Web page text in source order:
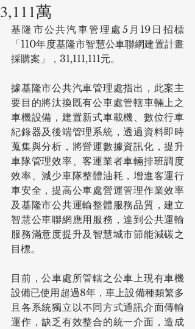
3,111萬
基隆市公共汽車管理處5月19日招標
「110年度基隆市智慧公車聯網建置計畫
採購案」，31,111,111元。
據基隆市公共汽車管理處指出，此案主
要目的將汰換既有公車處管轄車輛上之
車機設備，建置新式車載機、數位行車
紀錄器及後端管理系統，透過資料即時
蒐集與分析，將營運數據資訊化，提升
車隊管理效率、客運業者車輛排班調度
效率、減少車隊整體油耗，增進客運行
車安全，提高公車處營運管理作業效率
及基隆市公共運輸整體服務品質，建立
智慧公車聯網應用服務，達到公共運輸
服務滿意度提升及智慧城市節能減碳之
目標。
目前，公車處所管轄之公車上現有車機
設備已使用超過8年，車上設備種類繁多
且各系統獨立以不同方式通訊介面傳輸
運作，缺乏有效整合的統一介面，造成